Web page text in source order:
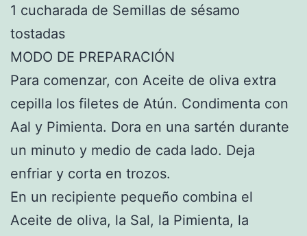
1 cucharada de Semillas de sésamo
tostadas
MODO DE PREPARACIÓN
Para comenzar, con Aceite de oliva extra
cepilla los filetes de Atún. Condimenta con
Aal y Pimienta. Dora en una sartén durante
un minuto y medio de cada lado. Deja
enfriar y corta en trozos.
En un recipiente pequeño combina el
Aceite de oliva, la Sal, la Pimienta, la